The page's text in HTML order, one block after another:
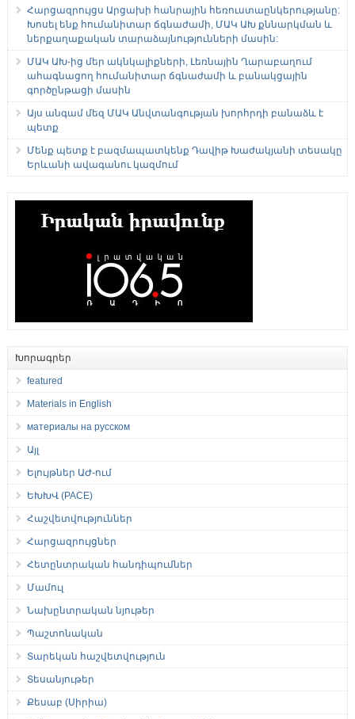
Հարցազրույցս Արցախի հանրային հեռուստաընկերությանը:
Խոսել ենք հումանիտար ճգնաժամի, ՄԱԿ ԱԽ քննարկման և
ներքաղաքական տարաձայնությունների մասին:
ՄԱԿ ԱԽ-ից մեր ակնկալիքների, Լեռնային Ղարաբաղում
ահագնացող հումանիտար ճգնաժամի և բանակցային
գործընթացի մասին
Այս անգամ մեզ ՄԱԿ Անվտանգության խորհրդի բանաձև է
պետք
Մենք պետք է բազմապատկենք Դավիթ Խաժակյանի տեսակը
Երևանի ավագանու կազմում
Խորագրեր
featured
Materials in English
материалы на русском
Այլ
Ելույթներ ԱԺ-ում
ԵԽԽՎ (PACE)
Հաշվետվություններ
Հարցազրույցներ
Հետընտրական հանդիպումներ
Մամուլ
Նախընտրական նյութեր
Պաշտոնական
Տարեկան հաշվետվություն
Տեսանյութեր
Քեսաբ (Սիրիա)